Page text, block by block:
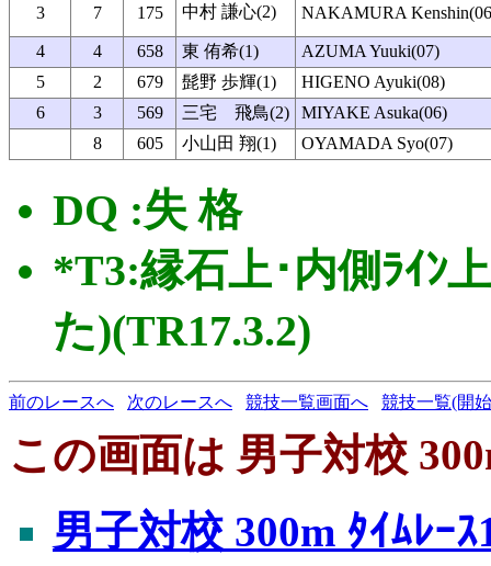
3 7 175 中村 謙心(2) NAKAMURA
4 4 658 東 侑希(1)
AZUMA Yuuki(07)
5
2 679 髭野 歩輝(1)
HIGENO Ayuki(08)
6
3 569 三宅 飛鳥(2)
MIYAKE Asuka(06)
8
605 小山田 翔(1) OYAMADA Syo(07)
DQ :失 格
*T3:縁石上･内側ﾗｲﾝ
た)(TR17.3.2)
前のレースへ 次のレースへ 競技一覧画面へ 競技一覧(開
この画面は 男子対校
男子対校 300m ﾀｲﾑﾚｰｽ